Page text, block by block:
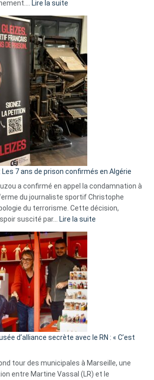
Lire la suite
Eurovision
2026
:
Pays-
Bas,
Espagne,
Irlande
et
Slovénie
rejettent
la
présence
d’Israël
7 ans de prison confirmés en Algérie
a confirmé en appel la condamnation à
du journaliste sportif Christophe
du terrorisme. Cette décision,
suscité par… Lire la suite
Algérie
d’alliance secrète avec le RN : « C’est
tour des municipales à Marseille, une
entre Martine Vassal (LR) et le